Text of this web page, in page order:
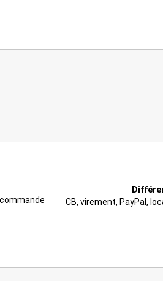
CB, virement, PayPal,